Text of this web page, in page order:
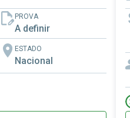
PROVA
A definir
ESTADO
Nacional